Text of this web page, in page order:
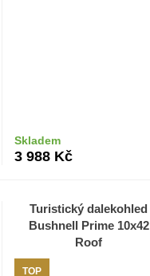
Skladem
3 988 Kč
Turistický dalekohled
Bushnell Prime 10x42
Roof
TOP